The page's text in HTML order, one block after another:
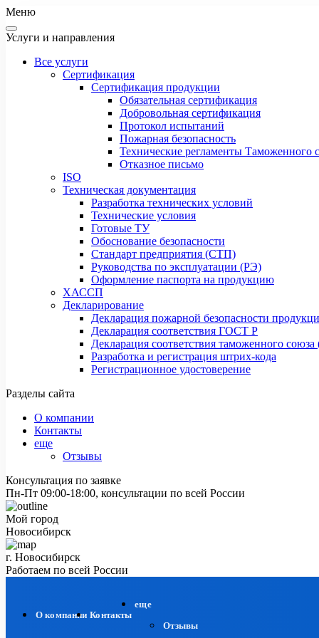
Меню
Услуги и направления
Все услуги
Сертификация
Сертификация продукции
Обязательная сертификация
Добровольная сертификация
Протокол испытаний
Пожарная безопасность
Технические регламенты Таможенного
Отказное письмо
ISO
Техническая документация
Разработка технических условий
Технические условия
Готовые ТУ
Обоснование безопасности
Стандарт предприятия (СТП)
Руководства по эксплуатации (РЭ)
Оформление паспорта на продукцию
ХАССП
Декларирование
Декларация пожарной безопасности
Декларация соответствия ГОСТ Р
Декларация соответствия таможенного
Разработка и регистрация штрих-кода
Регистрационное удостоверение
Разделы сайта
О компании
Контакты
еще
Отзывы
Консультация по заявке
Пн-Пт 09:00-18:00, консультации по всей России
Мой город
Новосибирск
г. Новосибирск
Работаем по всей России
О компании Контакты
еще
Отзывы